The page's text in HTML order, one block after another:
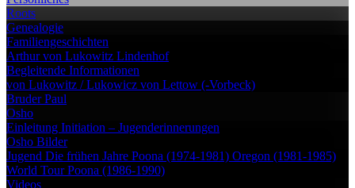
Roots
Genealogie
Familiengeschichten
Arthur von Lukowitz Lindenhof
Begleitende Informationen
von Lukowitz / Lukowicz von Lettow (-Vorbeck)
Bruder Paul
Osho
Einleitung Initiation – Jugenderinnerungen
Osho Bilder
Jugend Die frühen Jahre Poona (1974-1981) Oregon (1981-1985)
World TourPoona (1986-1990)
Videos